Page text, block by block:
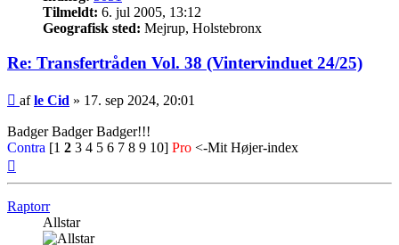
Tilmeldt: 6. jul 2005, 13:12
Geografisk sted: Mejrup, Holstebronx
Re: Transfertråden Vol. 38 (Vintervinduet 24/25)
Indlæg
afle Cid » 17. sep 2024, 20:01
Badger Badger Badger!!!
Contra [1 2 3 4 5 6 7 8 9 10] Pro <-Mit Højer-index
Raptorr
Allstar